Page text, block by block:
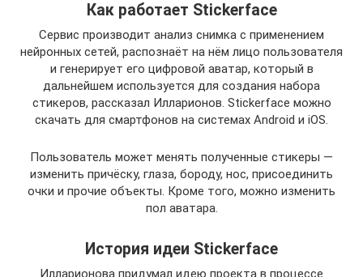
Как работает Stickerface
Сервис производит анализ снимка с применением
нейронных сетей, распознаёт на нём лицо пользователя
и генерирует его цифровой аватар, который в
дальнейшем используется для создания набора
стикеров, рассказал Илларионов. Stickerface можно
скачать для смартфонов на системах Android и iOS.
Пользователь может менять полученные стикеры —
изменить причёску, глаза, бороду, нос, присоединить
очки и прочие объекты. Кроме того, можно изменить
пол аватара.
История идеи Stickerface
Илларионова придумал идею проекта в процессе